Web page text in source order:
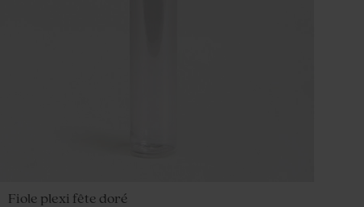
Fiole plexi fête doré